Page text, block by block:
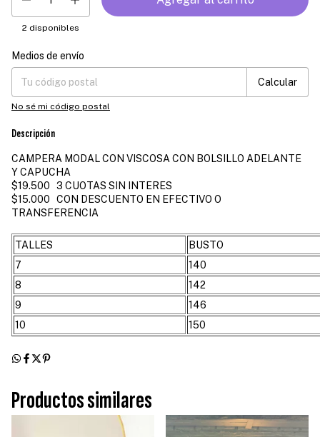
2 disponibles
Entregas para el CP:
Medios de envío
Calcular
No sé mi código postal
Descripción
CAMPERA MODAL CON VISCOSA CON BOLSILLO ADELANTE
Y CAPUCHA
$19.500 3 CUOTAS SIN INTERES
$15.000 CON DESCUENTO EN EFECTIVO O
TRANSFERENCIA
TALLES
BUSTO
7
140
8
142
9
146
10
150
Productos similares